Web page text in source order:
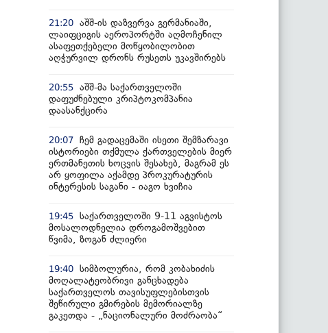
21:20 აშშ-ის დაზვერვა გერმანიაში,
ლაიფციგის აეროპორტში აღმოჩენილ
ასაფეთქებელი მოწყობილობით
აღჭურვილ დრონს რუსეთს უკავშირებს
20:55 აშშ-მა საქართველოში
დაფუძნებული კრიპტოკომპანია
დაასანქცირა
20:07 ჩემ გადაცემაში ისეთი შემზარავი
ისტორიები თქმულა ქართველების მიერ
ერთმანეთის ხოცვის შესახებ, მაგრამ ეს
არ ყოფილა აქამდე პროკურატურის
ინტერესის საგანი - იაგო ხვიჩია
19:45 საქართველოში 9-11 აგვისტოს
მოსალოდნელია დროგამოშვებით
წვიმა, ზოგან ძლიერი
19:40 სიმბოლურია, რომ კობახიძის
მოღალატეობრივი განცხადება
საქართველოს თავისუფლებისთვის
შეწირული გმირების მემორიალზე
გაკეთდა - „ნაციონალური მოძრაობა“